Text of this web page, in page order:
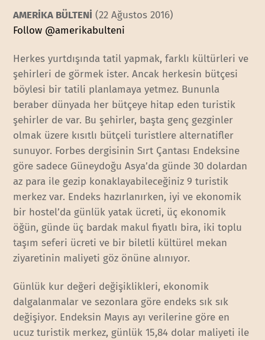
AMERİKA BÜLTENİ (22 Ağustos 2016)
Follow @amerikabulteni
Herkes yurtdışında tatil yapmak, farklı kültürleri ve
şehirleri de görmek ister. Ancak herkesin bütçesi
böylesi bir tatili planlamaya yetmez. Bununla
beraber dünyada her bütçeye hitap eden turistik
şehirler de var. Bu şehirler, başta genç gezginler
olmak üzere kısıtlı bütçeli turistlere alternatifler
sunuyor. Forbes dergisinin Sırt Çantası Endeksine
göre sadece Güneydoğu Asya’da günde 30 dolardan
az para ile gezip konaklayabileceğiniz 9 turistik
merkez var. Endeks hazırlanırken, iyi ve ekonomik
bir hostel’da günlük yatak ücreti, üç ekonomik
öğün, günde üç bardak makul fiyatlı bira, iki toplu
taşım seferi ücreti ve bir biletli kültürel mekan
ziyaretinin maliyeti göz önüne alınıyor.
Günlük kur değeri değişiklikleri, ekonomik
dalgalanmalar ve sezonlara göre endeks sık sık
değişiyor. Endeksin Mayıs ayı verilerine göre en
ucuz turistik merkez, günlük 15,84 dolar maliyeti ile